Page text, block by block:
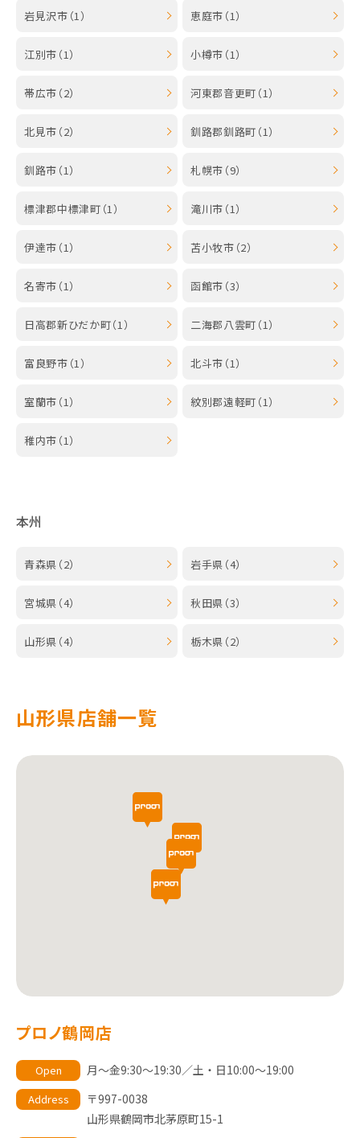
岩見沢市（1） 恵庭市（1）
江別市（1） 小樽市（1）
帯広市（2） 河東郡音更町（1）
北見市（2） 釧路郡釧路町（1）
釧路市（1） 札幌市（9）
標津郡中標津町（1） 滝川市（1）
伊達市（1） 苫小牧市（2）
名寄市（1） 函館市（3）
日高郡新ひだか町（1） 二海郡八雲町（1）
富良野市（1） 北斗市（1）
室蘭市（1） 紋別郡遠軽町（1）
稚内市（1）
本州
青森県（2） 岩手県（4）
宮城県（4） 秋田県（3）
山形県（4） 栃木県（2）
山形県店舗一覧
プロノ鶴岡店
Open 月～金9:30～19:30／土・日10:00～19:00
Address
〒997-0038
山形県鶴岡市北茅原町15-1